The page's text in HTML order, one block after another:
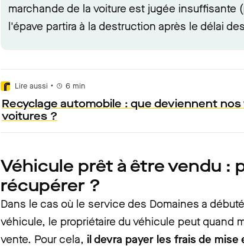
marchande de la voiture est jugée insuffisante
l'épave partira à la destruction après le délai
Lire aussi • 6 min
Recyclage automobile : que deviennent nos
voitures ?
Véhicule prêt à être vendu :
récupérer ?
Dans le cas où le service des Domaines a
véhicule, le propriétaire du véhicule peut quand
vente. Pour cela, il devra payer les frais de